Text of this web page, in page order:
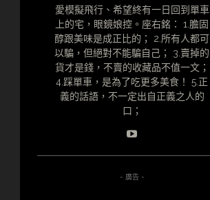
愛模擬飛行、希望終有一日回到單車
上的宅，眼鏡娘控。座右銘： 1.膽固
醇跟美味是成正比的； 2.所有人都可
以騙，但絕對不能騙自己； 3.賣掉的
貨才是錢，不賣的收藏品不值一文；
4.踩單車，是為了吃更多美食！ 5.正
義的話語，不一定出自正義之人的
口；
- 廣告 -